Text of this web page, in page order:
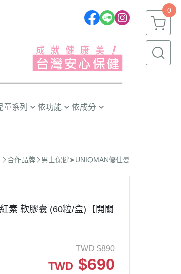
0
童系列
)
上)
依功能
環代謝
質防護
神活力
依成分
魚油/藻油(DHA/EPA)
蔓越莓/甘露糖
卵磷脂
維他命(A/B/C/D/E)
礦物質(鈣/鐵/鎂/鋅)
合作品牌 男士保健➤UNIQMAN優仕曼
素 軟膠囊 (60粒/盒)【開關
TWD $890
TWD $690